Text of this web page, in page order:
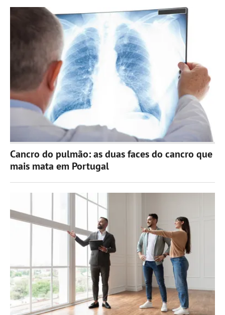
Cancro do pulmão: as duas faces do cancro que
mais mata em Portugal